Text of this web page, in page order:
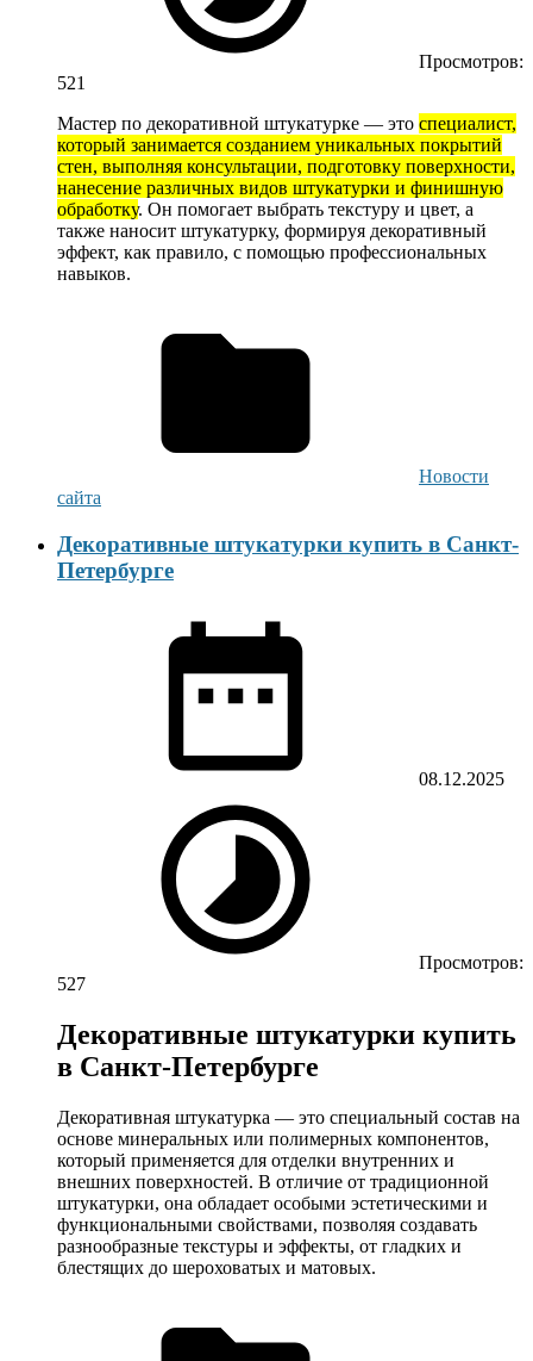
Просмотров:
521
Мастер по декоративной штукатурке — это специалист,
который занимается созданием уникальных покрытий
стен, выполняя консультации, подготовку поверхности,
нанесение различных видов штукатурки и финишную
обработку. Он помогает выбрать текстуру и цвет, а
также наносит штукатурку, формируя декоративный
эффект, как правило, с помощью профессиональных
навыков.
Новости
сайта
Декоративные штукатурки купить в Санкт-
Петербурге
08.12.2025
Просмотров:
527
Декоративные штукатурки купить
в Санкт-Петербурге
Декоративная штукатурка — это специальный состав на
основе минеральных или полимерных компонентов,
который применяется для отделки внутренних и
внешних поверхностей. В отличие от традиционной
штукатурки, она обладает особыми эстетическими и
функциональными свойствами, позволяя создавать
разнообразные текстуры и эффекты, от гладких и
блестящих до шероховатых и матовых.